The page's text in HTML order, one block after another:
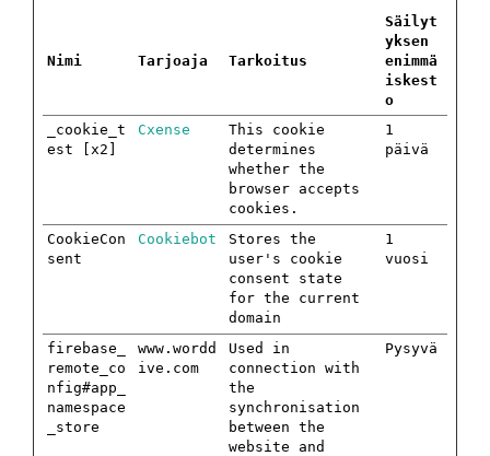
Nimi Tarjoaja Tarkoitus
Säilyt
yksen
enimmä
iskest
o
_cookie_t
est [x2]
Cxense
This cookie
determines
whether the
browser accepts
cookies.
1
päivä
CookieCon
sent
Cookiebot
Stores the
user's cookie
consent state
for the current
domain
1
vuosi
firebase_
remote_co
nfig#app_
namespace
_store
www.wordd
ive.com
Used in
connection with
the
synchronisation
between the
website and
Pysyvä